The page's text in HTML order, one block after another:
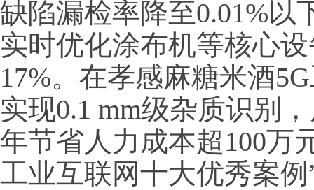
缺陷漏检率降至0.01%以
实时优化涂布机等核心
17%。在孝感麻糖米酒
实现0.1 mm级杂质识别
年节省人力成本超100万
工业互联网十大优秀案例